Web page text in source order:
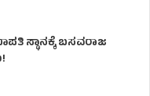
ಸ್ಥಾನಕ್ಕೆ ಬಸವರಾಜ